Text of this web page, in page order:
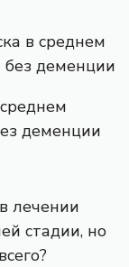
деменции